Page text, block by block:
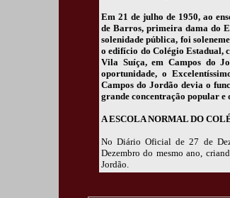
Em 21 de julho de 1950, ao
de Barros, primeira dama do
solenidade pública, foi
o edifício do Colégio Estadual,
Vila Suíça, em Campos do
oportunidade, o
Campos do Jordão devia o
grande concentração popular e
A ESCOLA NORMAL DO
No Diário Oficial de 27 de
Dezembro do mesmo ano,
Jordão.